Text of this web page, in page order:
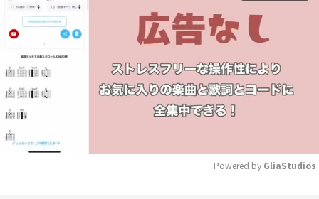
Powered by GliaStudios